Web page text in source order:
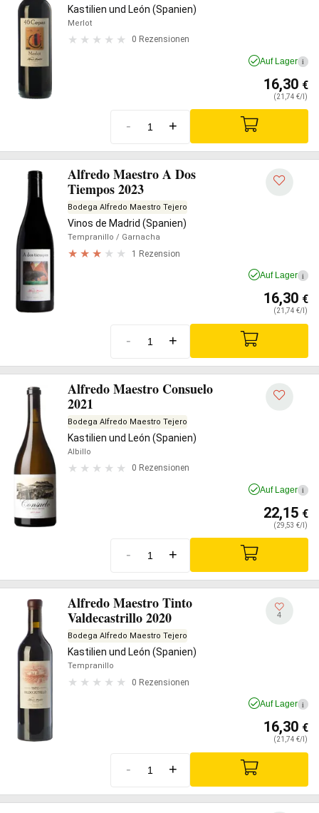
Kastilien und León (Spanien)
Merlot
0 Rezensionen
Auf Lager i
16,30 €
(21,74 €/l)
- +
Alfredo Maestro A Dos
Tiempos 2023
Bodega Alfredo Maestro Tejero
Vinos de Madrid (Spanien)
Tempranillo / Garnacha
1 Rezension
Auf Lager i
16,30 €
(21,74 €/l)
- +
Alfredo Maestro Consuelo
2021
Bodega Alfredo Maestro Tejero
Kastilien und León (Spanien)
Albillo
0 Rezensionen
Auf Lager i
22,15 €
(29,53 €/l)
- +
Alfredo Maestro Tinto
Valdecastrillo 2020
Bodega Alfredo Maestro Tejero
Kastilien und León (Spanien)
Tempranillo
0 Rezensionen
4
Auf Lager i
16,30 €
(21,74 €/l)
- +